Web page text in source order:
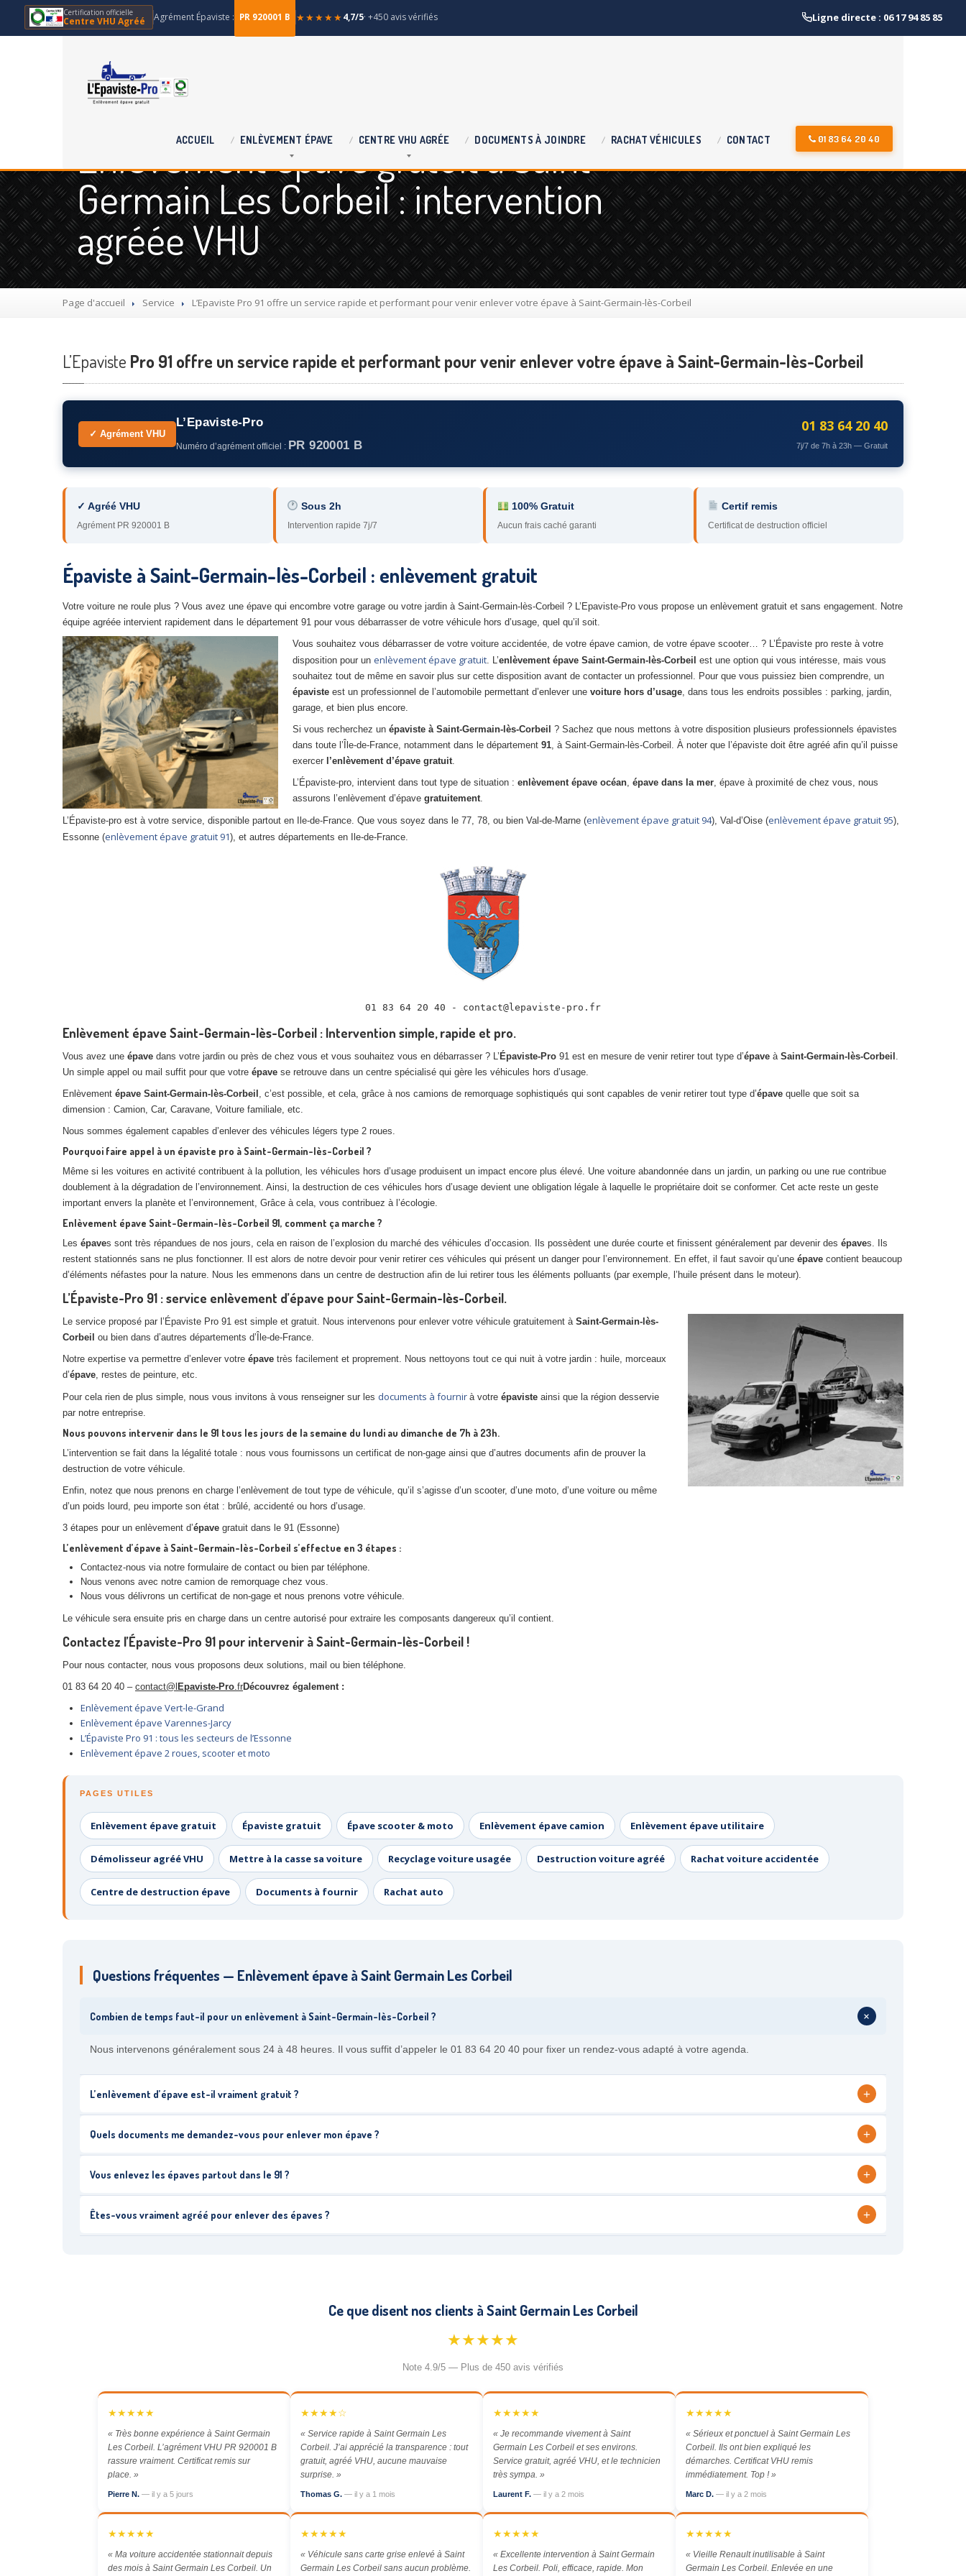
Certification officielle
Centre VHU Agréé Agrément Épaviste : PR 920001 B ★★★★★4,7/5· +450 avis vérifiés Ligne directe : 06 17 94 85 85
ACCUEIL ENLÈVEMENT ÉPAVE CENTRE VHU AGRÉE DOCUMENTS À JOINDRE RACHAT VÉHICULES CONTACT 01 83 64 20 40
Enlèvement épave gratuit à Saint
Germain Les Corbeil : intervention
agréée VHU
Page d'accueil Service L’Epaviste Pro 91 offre un service rapide et performant pour venir enlever votre épave à Saint-Germain-lès-Corbeil
L’Epaviste Pro 91 offre un service rapide et performant pour venir enlever votre épave à Saint-Germain-lès-Corbeil
✓ Agrément VHU
L’Epaviste-Pro
Numéro d’agrément officiel : PR 920001 B
01 83 64 20 40
7j/7 de 7h à 23h — Gratuit
✓ Agréé VHU
Agrément PR 920001 B
Sous 2h
Intervention rapide 7j/7
100% Gratuit
Aucun frais caché garanti
Certif remis
Certificat de destruction officiel
Épaviste à Saint-Germain-lès-Corbeil : enlèvement gratuit
Votre voiture ne roule plus ? Vous avez une épave qui encombre votre garage ou votre jardin à Saint-Germain-lès-Corbeil ? L’Epaviste-Pro vous propose un enlèvement gratuit et sans engagement. Notre
équipe agréée intervient rapidement dans le département 91 pour vous débarrasser de votre véhicule hors d’usage, quel qu’il soit.
Vous souhaitez vous débarrasser de votre voiture accidentée, de votre épave camion, de votre épave scooter… ? L’Épaviste pro reste à votre
disposition pour un enlèvement épave gratuit. L’enlèvement épave Saint-Germain-lès-Corbeil est une option qui vous intéresse, mais vous
souhaitez tout de même en savoir plus sur cette disposition avant de contacter un professionnel. Pour que vous puissiez bien comprendre, un
épaviste est un professionnel de l’automobile permettant d’enlever une voiture hors d’usage, dans tous les endroits possibles : parking, jardin,
garage, et bien plus encore.
Si vous recherchez un épaviste à Saint-Germain-lès-Corbeil ? Sachez que nous mettons à votre disposition plusieurs professionnels épavistes
dans toute l’Île-de-France, notamment dans le département 91, à Saint-Germain-lès-Corbeil. À noter que l’épaviste doit être agréé afin qu’il puisse
exercer l’enlèvement d’épave gratuit.
L’Épaviste-pro, intervient dans tout type de situation : enlèvement épave océan, épave dans la mer, épave à proximité de chez vous, nous
assurons l’enlèvement d’épave gratuitement.
L’Épaviste-pro est à votre service, disponible partout en Ile-de-France. Que vous soyez dans le 77, 78, ou bien Val-de-Marne (enlèvement épave gratuit 94), Val-d’Oise (enlèvement épave gratuit 95),
Essonne (enlèvement épave gratuit 91), et autres départements en Ile-de-France.
01 83 64 20 40 - contact@lepaviste-pro.fr
Enlèvement épave Saint-Germain-lès-Corbeil : Intervention simple, rapide et pro.
Vous avez une épave dans votre jardin ou près de chez vous et vous souhaitez vous en débarrasser ? L’ Épaviste-Pro 91 est en mesure de venir retirer tout type d’épave à Saint-Germain-lès-Corbeil .
Un simple appel ou mail suffit pour que votre épave se retrouve dans un centre spécialisé qui gère les véhicules hors d’usage.
Enlèvement épave Saint-Germain-lès-Corbeil , c’est possible, et cela, grâce à nos camions de remorquage sophistiqués qui sont capables de venir retirer tout type d’épave quelle que soit sa
dimension : Camion, Car, Caravane, Voiture familiale, etc.
Nous sommes également capables d’enlever des véhicules légers type 2 roues.
Pourquoi faire appel à un épaviste pro à Saint-Germain-lès-Corbeil ?
Même si les voitures en activité contribuent à la pollution, les véhicules hors d’usage produisent un impact encore plus élevé. Une voiture abandonnée dans un jardin, un parking ou une rue contribue
doublement à la dégradation de l’environnement. Ainsi, la destruction de ces véhicules hors d’usage devient une obligation légale à laquelle le propriétaire doit se conformer. Cet acte reste un geste
important envers la planète et l’environnement, Grâce à cela, vous contribuez à l’écologie.
Enlèvement épave Saint-Germain-lès-Corbeil 91, comment ça marche ?
Les épaves sont très répandues de nos jours, cela en raison de l’explosion du marché des véhicules d’occasion. Ils possèdent une durée courte et finissent généralement par devenir des épaves. Ils
restent stationnés sans ne plus fonctionner. Il est alors de notre devoir pour venir retirer ces véhicules qui présent un danger pour l’environnement. En effet, il faut savoir qu’une épave contient beaucoup
d’éléments néfastes pour la nature. Nous les emmenons dans un centre de destruction afin de lui retirer tous les éléments polluants (par exemple, l’huile présent dans le moteur).
L’Épaviste-Pro 91 : service enlèvement d’épave pour Saint-Germain-lès-Corbeil.
Le service proposé par l’Épaviste Pro 91 est simple et gratuit. Nous intervenons pour enlever votre véhicule gratuitement à Saint-Germain-lès-
Corbeil ou bien dans d’autres départements d’Île-de-France.
Notre expertise va permettre d’enlever votre épave très facilement et proprement. Nous nettoyons tout ce qui nuit à votre jardin : huile, morceaux
d’épave, restes de peinture, etc.
Pour cela rien de plus simple, nous vous invitons à vous renseigner sur les documents à fournir à votre épaviste ainsi que la région desservie
par notre entreprise.
Nous pouvons intervenir dans le 91 tous les jours de la semaine du lundi au dimanche de 7h à 23h.
L’intervention se fait dans la légalité totale : nous vous fournissons un certificat de non-gage ainsi que d’autres documents afin de prouver la
destruction de votre véhicule.
Enfin, notez que nous prenons en charge l’enlèvement de tout type de véhicule, qu’il s’agisse d’un scooter, d’une moto, d’une voiture ou même
d’un poids lourd, peu importe son état : brûlé, accidenté ou hors d’usage.
3 étapes pour un enlèvement d’épave gratuit dans le 91 (Essonne)
L’enlèvement d’épave à Saint-Germain-lès-Corbeil s’effectue en 3 étapes :
Contactez-nous via notre formulaire de contact ou bien par téléphone.
Nous venons avec notre camion de remorquage chez vous.
Nous vous délivrons un certificat de non-gage et nous prenons votre véhicule.
Le véhicule sera ensuite pris en charge dans un centre autorisé pour extraire les composants dangereux qu’il contient.
Contactez l’Épaviste-Pro 91 pour intervenir à Saint-Germain-lès-Corbeil !
Pour nous contacter, nous vous proposons deux solutions, mail ou bien téléphone.
01 83 64 20 40 – contact@l Epaviste-Pro.frDécouvrez également :
Enlèvement épave Vert-le-Grand
Enlèvement épave Varennes-Jarcy
L’Épaviste Pro 91 : tous les secteurs de l’Essonne
Enlèvement épave 2 roues, scooter et moto
PAGES UTILES
Enlèvement épave gratuit Épaviste gratuit Épave scooter & moto Enlèvement épave camion Enlèvement épave utilitaire
Démolisseur agréé VHU Mettre à la casse sa voiture Recyclage voiture usagée Destruction voiture agréé Rachat voiture accidentée
Centre de destruction épave Documents à fournir Rachat auto
Questions fréquentes — Enlèvement épave à Saint Germain Les Corbeil
Combien de temps faut-il pour un enlèvement à Saint-Germain-lès-Corbeil ? +
Nous intervenons généralement sous 24 à 48 heures. Il vous suffit d’appeler le 01 83 64 20 40 pour fixer un rendez-vous adapté à votre agenda.
L’enlèvement d’épave est-il vraiment gratuit ? +
Quels documents me demandez-vous pour enlever mon épave ? +
Vous enlevez les épaves partout dans le 91 ? +
Êtes-vous vraiment agréé pour enlever des épaves ? +
Ce que disent nos clients à Saint Germain Les Corbeil
★★★★★
Note 4.9/5 — Plus de 450 avis vérifiés
★★★★★
« Très bonne expérience à Saint Germain
Les Corbeil. L’agrément VHU PR 920001 B
rassure vraiment. Certificat remis sur
place. »
Pierre N. — il y a 5 jours
★★★★☆
« Service rapide à Saint Germain Les
Corbeil. J’ai apprécié la transparence : tout
gratuit, agréé VHU, aucune mauvaise
surprise. »
Thomas G. — il y a 1 mois
★★★★★
« Je recommande vivement à Saint
Germain Les Corbeil et ses environs.
Service gratuit, agréé VHU, et le technicien
très sympa. »
Laurent F. — il y a 2 mois
★★★★★
« Sérieux et ponctuel à Saint Germain Les
Corbeil. Ils ont bien expliqué les
démarches. Certificat VHU remis
immédiatement. Top ! »
Marc D. — il y a 2 mois
★★★★★
« Ma voiture accidentée stationnait depuis
des mois à Saint Germain Les Corbeil. Un
★★★★★
« Véhicule sans carte grise enlevé à Saint
Germain Les Corbeil sans aucun problème.
★★★★★
« Excellente intervention à Saint Germain
Les Corbeil. Poli, efficace, rapide. Mon
★★★★★
« Vieille Renault inutilisable à Saint
Germain Les Corbeil. Enlevée en une